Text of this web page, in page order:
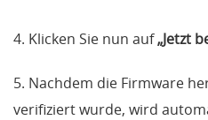
4. Klicken Sie nun auf„Jetzt
5. Nachdem die Firmware
verifiziert wurde, wird